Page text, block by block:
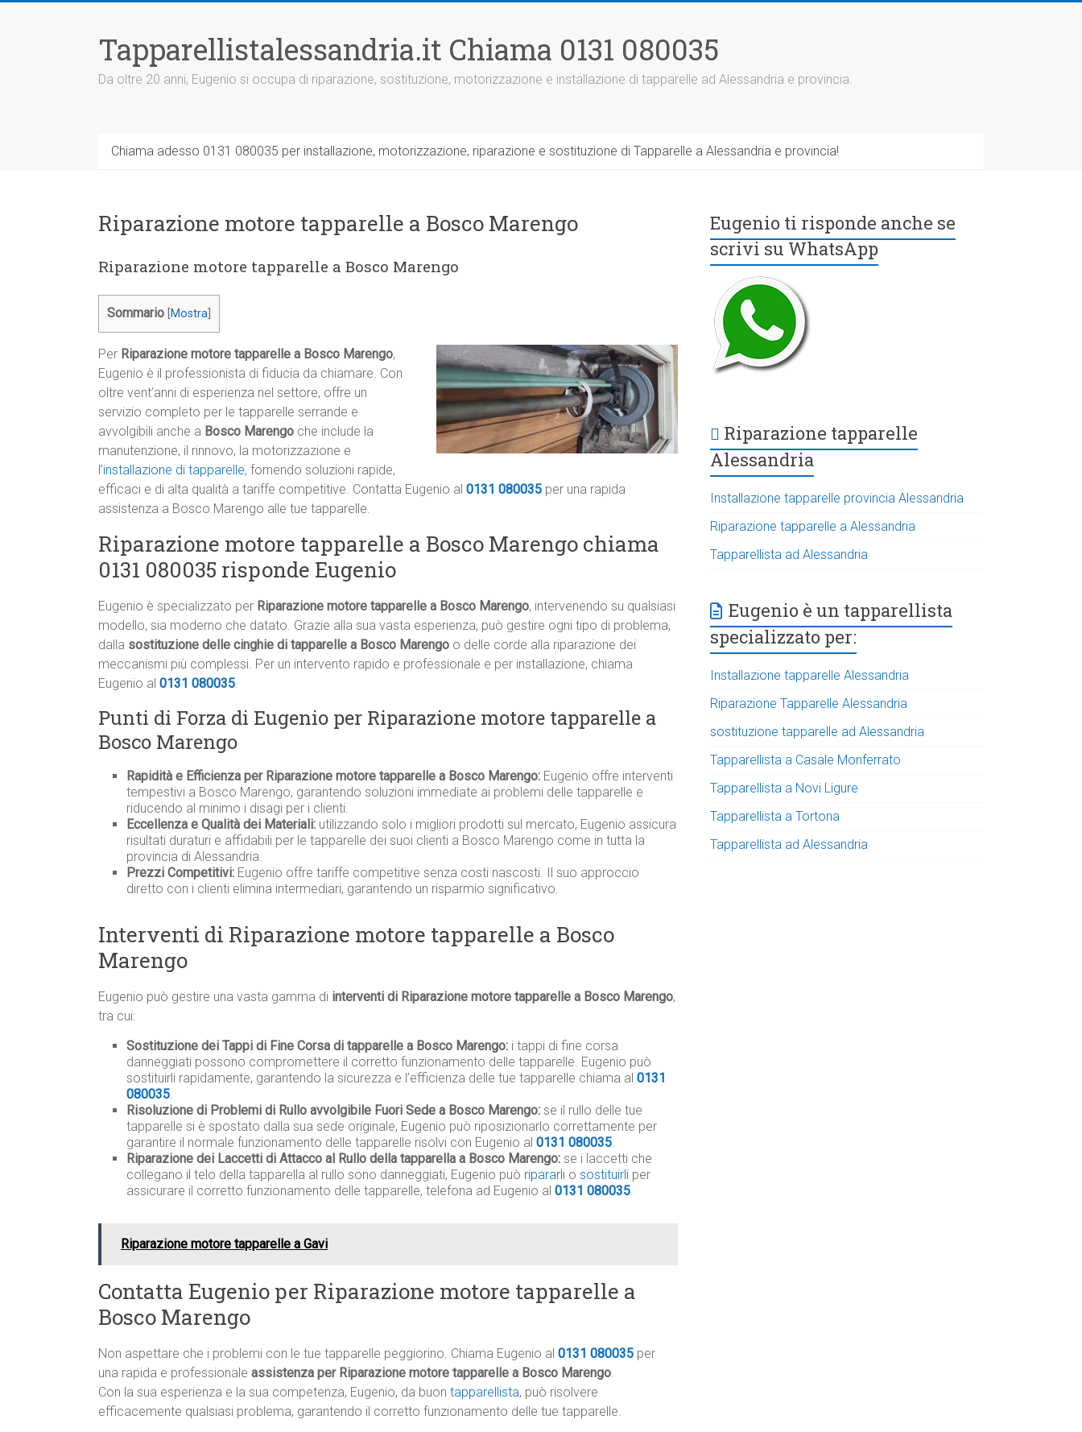
Tapparellistalessandria.it Chiama 0131 080035
Da oltre 20 anni, Eugenio si occupa di riparazione, sostituzione, motorizzazione e installazione di tapparelle ad Alessandria e provincia.
Chiama adesso 0131 080035 per installazione, motorizzazione, riparazione e sostituzione di Tapparelle a Alessandria e provincia!
Riparazione motore tapparelle a Bosco Marengo
Riparazione motore tapparelle a Bosco Marengo
Sommario Mostra
Per Riparazione motore tapparelle a Bosco Marengo,
Eugenio è il professionista di fiducia da chiamare. Con
oltre vent’anni di esperienza nel settore, offre un
servizio completo per le tapparelle serrande e
avvolgibili anche a Bosco Marengo che include la
manutenzione, il rinnovo, la motorizzazione e
l’installazione di tapparelle, fornendo soluzioni rapide,
efficaci e di alta qualità a tariffe competitive. Contatta Eugenio al 0131 080035 per una rapida
assistenza a Bosco Marengo alle tue tapparelle.
Riparazione motore tapparelle a Bosco Marengo chiama
0131 080035 risponde Eugenio
Eugenio è specializzato per Riparazione motore tapparelle a Bosco Marengo, intervenendo su qualsiasi
modello, sia moderno che datato. Grazie alla sua vasta esperienza, può gestire ogni tipo di problema,
dalla sostituzione delle cinghie di tapparelle a Bosco Marengo o delle corde alla riparazione dei
meccanismi più complessi. Per un intervento rapido e professionale e per installazione, chiama
Eugenio al 0131 080035.
Punti di Forza di Eugenio per Riparazione motore tapparelle a
Bosco Marengo
Rapidità e Efficienza per Riparazione motore tapparelle a Bosco Marengo: Eugenio offre interventi
tempestivi a Bosco Marengo, garantendo soluzioni immediate ai problemi delle tapparelle e
riducendo al minimo i disagi per i clienti.
Eccellenza e Qualità dei Materiali: utilizzando solo i migliori prodotti sul mercato, Eugenio assicura
risultati duraturi e affidabili per le tapparelle dei suoi clienti a Bosco Marengo come in tutta la
provincia di Alessandria.
Prezzi Competitivi: Eugenio offre tariffe competitive senza costi nascosti. Il suo approccio
diretto con i clienti elimina intermediari, garantendo un risparmio significativo.
Interventi di Riparazione motore tapparelle a Bosco
Marengo
Eugenio può gestire una vasta gamma di interventi di Riparazione motore tapparelle a Bosco Marengo,
tra cui:
Sostituzione dei Tappi di Fine Corsa di tapparelle a Bosco Marengo: i tappi di fine corsa
danneggiati possono compromettere il corretto funzionamento delle tapparelle. Eugenio può
sostituirli rapidamente, garantendo la sicurezza e l’efficienza delle tue tapparelle chiama al 0131
080035.
Risoluzione di Problemi di Rullo avvolgibile Fuori Sede a Bosco Marengo: se il rullo delle tue
tapparelle si è spostato dalla sua sede originale, Eugenio può riposizionarlo correttamente per
garantire il normale funzionamento delle tapparelle risolvi con Eugenio al 0131 080035.
Riparazione dei Laccetti di Attacco al Rullo della tapparella a Bosco Marengo: se i laccetti che
collegano il telo della tapparella al rullo sono danneggiati, Eugenio può ripararli o sostituirli per
assicurare il corretto funzionamento delle tapparelle, telefona ad Eugenio al 0131 080035.
Riparazione motore tapparelle a Gavi
Contatta Eugenio per Riparazione motore tapparelle a
Bosco Marengo
Non aspettare che i problemi con le tue tapparelle peggiorino. Chiama Eugenio al 0131 080035 per
una rapida e professionale assistenza per Riparazione motore tapparelle a Bosco Marengo.
Con la sua esperienza e la sua competenza, Eugenio, da buon tapparellista, può risolvere
efficacemente qualsiasi problema, garantendo il corretto funzionamento delle tue tapparelle.
Eugenio ti risponde anche se
scrivi su WhatsApp
Riparazione tapparelle
Alessandria
Installazione tapparelle provincia Alessandria
Riparazione tapparelle a Alessandria
Tapparellista ad Alessandria
Eugenio è un tapparellista
specializzato per:
Installazione tapparelle Alessandria
Riparazione Tapparelle Alessandria
sostituzione tapparelle ad Alessandria
Tapparellista a Casale Monferrato
Tapparellista a Novi Ligure
Tapparellista a Tortona
Tapparellista ad Alessandria